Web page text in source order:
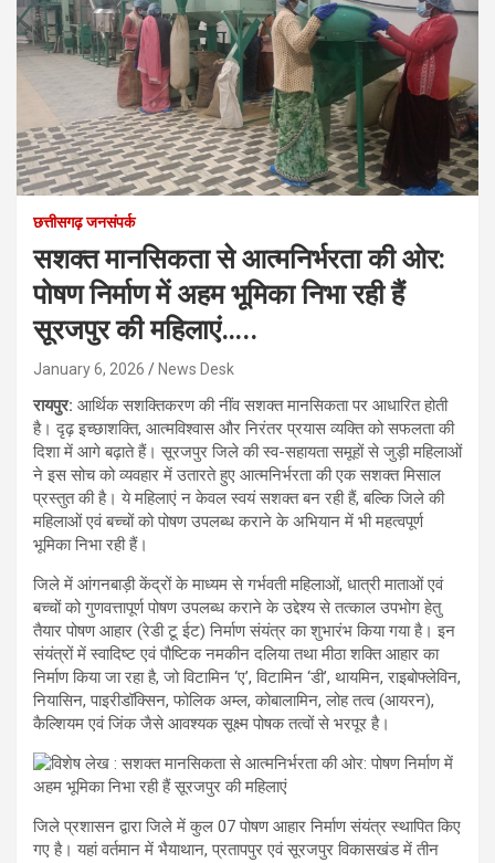
छत्तीसगढ़ जनसंपर्क
सशक्त मानसिकता से आत्मनिर्भरता की ओर:
पोषण निर्माण में अहम भूमिका निभा रही हैं
सूरजपुर की महिलाएं…..
January 6, 2026 News Desk
रायपुर: आर्थिक सशक्तिकरण की नींव सशक्त मानसिकता पर आधारित होती
है। दृढ़ इच्छाशक्ति, आत्मविश्वास और निरंतर प्रयास व्यक्ति को सफलता की
दिशा में आगे बढ़ाते हैं। सूरजपुर जिले की स्व-सहायता समूहों से जुड़ी महिलाओं
ने इस सोच को व्यवहार में उतारते हुए आत्मनिर्भरता की एक सशक्त मिसाल
प्रस्तुत की है। ये महिलाएं न केवल स्वयं सशक्त बन रही हैं, बल्कि जिले की
महिलाओं एवं बच्चों को पोषण उपलब्ध कराने के अभियान में भी महत्वपूर्ण
भूमिका निभा रही हैं।
जिले में आंगनबाड़ी केंद्रों के माध्यम से गर्भवती महिलाओं, धात्री माताओं एवं
बच्चों को गुणवत्तापूर्ण पोषण उपलब्ध कराने के उद्देश्य से तत्काल उपभोग हेतु
तैयार पोषण आहार (रेडी टू ईट) निर्माण संयंत्र का शुभारंभ किया गया है। इन
संयंत्रों में स्वादिष्ट एवं पौष्टिक नमकीन दलिया तथा मीठा शक्ति आहार का
निर्माण किया जा रहा है, जो विटामिन ‘ए’, विटामिन ‘डी’, थायमिन, राइबोफ्लेविन,
नियासिन, पाइरीडॉक्सिन, फोलिक अम्ल, कोबालामिन, लोह तत्व (आयरन),
कैल्शियम एवं जिंक जैसे आवश्यक सूक्ष्म पोषक तत्वों से भरपूर है।
जिले प्रशासन द्वारा जिले में कुल 07 पोषण आहार निर्माण संयंत्र स्थापित किए
गए है। यहां वर्तमान में भैयाथान, प्रतापपुर एवं सूरजपुर विकासखंड में तीन